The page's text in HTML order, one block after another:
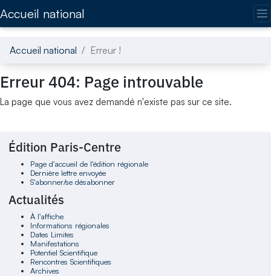
Accueil national
Accueil national Erreur !
Erreur 404: Page introuvable
La page que vous avez demandé n'existe pas sur ce site.
Édition Paris-Centre
Page d'accueil de l'édition régionale
Dernière lettre envoyée
S'abonner/se désabonner
Actualités
À l'affiche
Informations régionales
Dates Limites
Manifestations
Potentiel Scientifique
Rencontres Scientifiques
Archives